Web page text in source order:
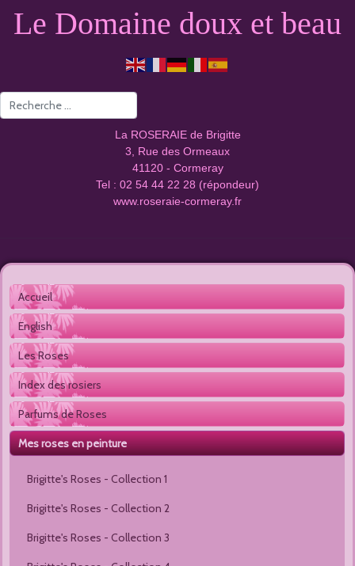
Le Domaine doux et beau
Valider
La ROSERAIE de Brigitte
3, Rue des Ormeaux
41120 - Cormeray
Tel : 02 54 44 22 28 (répondeur)
www.roseraie-cormeray.fr
Accueil
English
Les Roses
Index des rosiers
Parfums de Roses
Mes roses en peinture
Brigitte's Roses - Collection 1
Brigitte's Roses - Collection 2
Brigitte's Roses - Collection 3